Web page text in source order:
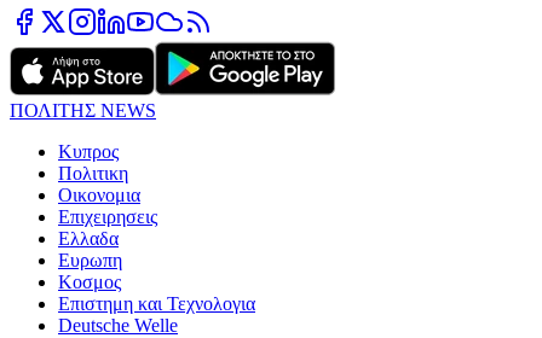
ΠΟΛΙΤΗΣ NEWS
Κυπρος
Πολιτικη
Οικονομια
Επιχειρησεις
Ελλαδα
Ευρωπη
Κοσμος
Επιστημη και Τεχνολογια
Deutsche Welle